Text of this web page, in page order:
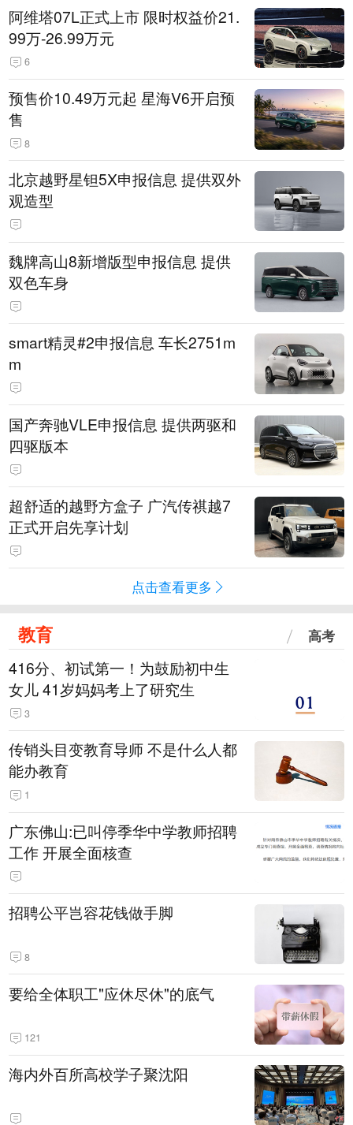
阿维塔07L正式上市 限时权益价21.
99万-26.99万元
6
预售价10.49万元起 星海V6开启预
售
8
北京越野星钽5X申报信息 提供双外
观造型
魏牌高山8新增版型申报信息 提供
双色车身
smart精灵#2申报信息 车长2751m
m
国产奔驰VLE申报信息 提供两驱和
四驱版本
超舒适的越野方盒子 广汽传祺越7
正式开启先享计划
点击查看更多
教育 高考
416分、初试第一！为鼓励初中生
女儿 41岁妈妈考上了研究生
3
传销头目变教育导师 不是什么人都
能办教育
1
广东佛山:已叫停季华中学教师招聘
工作 开展全面核查
招聘公平岂容花钱做手脚
8
要给全体职工"应休尽休"的底气
121
海内外百所高校学子聚沈阳